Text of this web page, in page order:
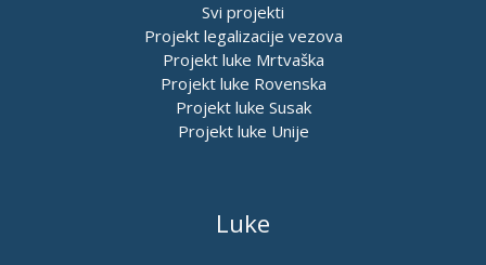
Svi projekti
Projekt legalizacije vezova
Projekt luke Mrtvaška
Projekt luke Rovenska
Projekt luke Susak
Projekt luke Unije
Luke